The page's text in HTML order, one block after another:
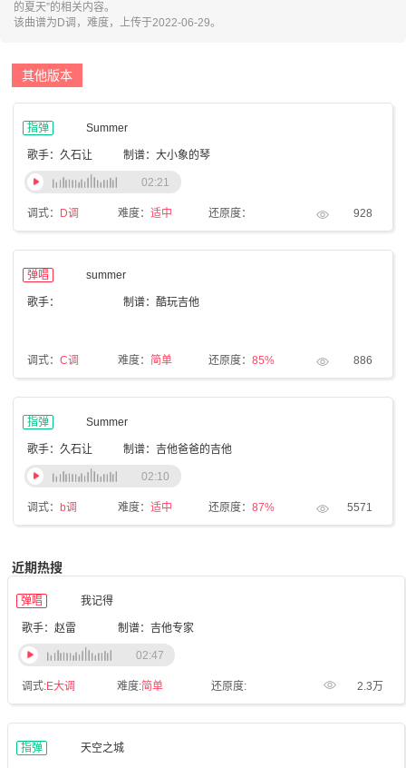
的夏天”的相关内容。
该曲谱为D调，难度，上传于2022-06-29。
其他版本
指弹 Summer
歌手：久石让 制谱：大小象的琴
调式： D调 难度： 适中 还原度： 928
02:21
弹唱 summer
歌手： 制谱：酷玩吉他
调式： C调 难度： 简单 还原度： 85% 886
指弹 Summer
歌手：久石让 制谱：吉他爸爸的吉他
调式： b调 难度： 适中 还原度： 87% 5571
02:10
近期热搜
弹唱 我记得
歌手：赵雷 制谱：吉他专家
调式:E大调 难度:简单 还原度: 2.3万
02:47
指弹 天空之城